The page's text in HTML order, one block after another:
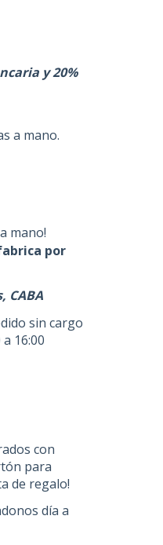
y 20%
a mano.
mano!
por
CABA
sin cargo
16:00
con
para
de regalo!
día a